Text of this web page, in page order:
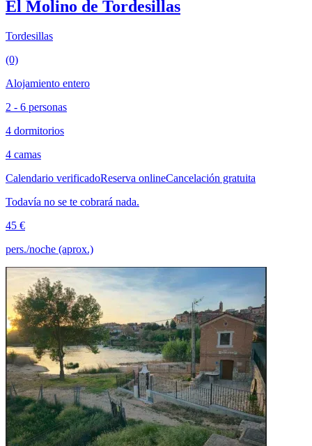
El Molino de Tordesillas
Tordesillas
(0)
Alojamiento entero
2 - 6 personas
4 dormitorios
4 camas
Calendario verificadoReserva onlineCancelación gratuita
Todavía no se te cobrará nada.
45 €
pers./noche (aprox.)